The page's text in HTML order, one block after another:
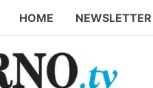
HOME NEWSLETTER
la Festa Patronale di San